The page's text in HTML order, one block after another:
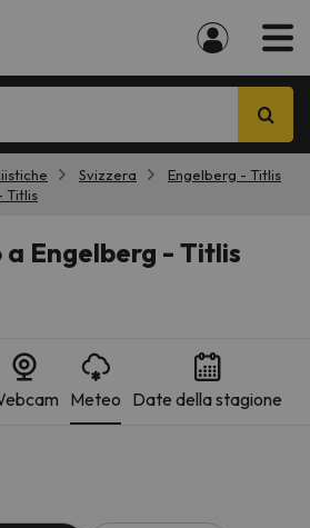
Svizzera
Engelberg - Titlis
Titlis
a Engelberg - Titlis
Meteo Date della stagione